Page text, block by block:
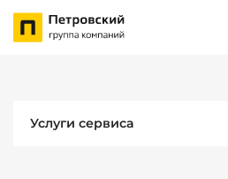
Услуги сервиса